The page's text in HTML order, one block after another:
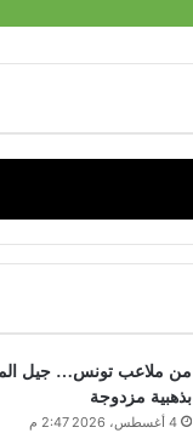
من ملاعب تونس… جيل
بذهبية مزدوجة
4 أغسطس، 2026 2:47 م